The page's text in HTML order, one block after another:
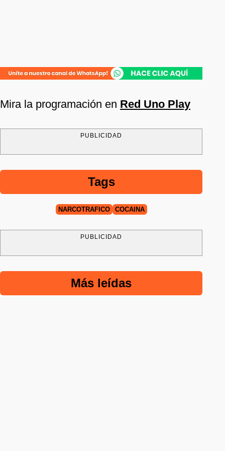
Mira la programación en Red Uno Play
PUBLICIDAD
Tags
NARCOTRÁFICO COCAÍNA
PUBLICIDAD
Más leídas